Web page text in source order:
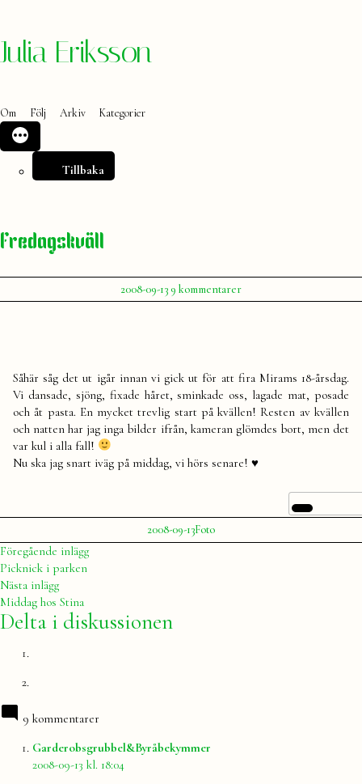
Hoppa
Julia Eriksson
Om Följ Arkiv Kategorier
Tillbaka
Fredagskväll
Publicerat
av
Julia
2008-09-139 kommentarertill
Fredagskväll
Såhär såg det ut igår innan vi gick ut för att fira Mirams 18-årsdag.
Vi dansade, sjöng, fixade håret, sminkade oss, lagade mat, posade
och åt pasta. En mycket trevlig start på kvällen! Resten av kvällen
och natten har jag inga bilder ifrån, kameran glömdes bort, men det
var kul i alla fall!
Nu ska jag snart iväg på middag, vi hörs senare! ♥
Publicerat
av
Julia
2008-09-13Publicerat
i
Foto
Inläggsnavigering
Föregående inläggFöregående
Picknick i parken
Nästa inläggNästa
inlägg:
Middag hos Stina
Delta i diskussionen
9 kommentarer
Garderobsgrubbel&Byråbekymmer
2008-09-13 kl. 18:04